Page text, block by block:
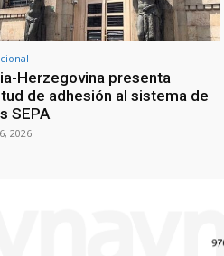
Herzegovina presenta
de adhesión al sistema de
SEPA
2026